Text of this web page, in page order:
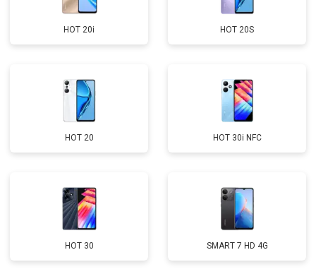
HOT 20i HOT 20S
HOT 20 HOT 30i NFC
HOT 30 SMART 7 HD 4G